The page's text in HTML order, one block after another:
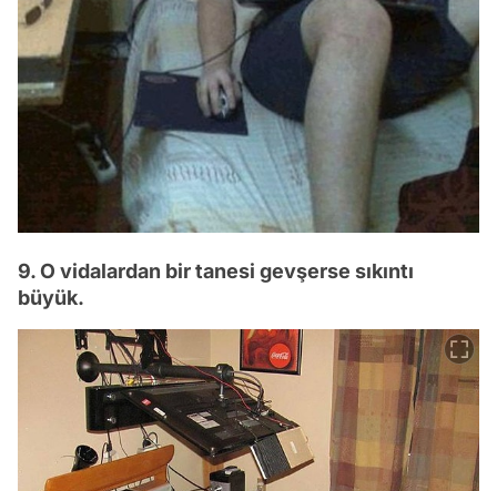
9. O vidalardan bir tanesi gevşerse sıkıntı
büyük.